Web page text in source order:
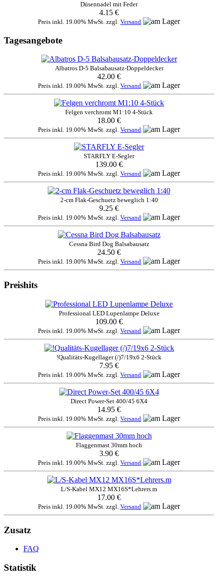
Düsennadel mit Feder
4.15 €
Preis inkl. 19.00% MwSt. zzgl. Versand
Tagesangebote
Albatros D-5 Balsabausatz-Doppeldecker
42.00 €
Preis inkl. 19.00% MwSt. zzgl. Versand
Felgen verchromt M1:10 4-Stück
18.00 €
Preis inkl. 19.00% MwSt. zzgl. Versand
STARFLY E-Segler
139.00 €
Preis inkl. 19.00% MwSt. zzgl. Versand
2-cm Flak-Geschuetz beweglich 1:40
9.25 €
Preis inkl. 19.00% MwSt. zzgl. Versand
Cessna Bird Dog Balsabausatz
24.50 €
Preis inkl. 19.00% MwSt. zzgl. Versand
Preishits
Professional LED Lupenlampe Deluxe
109.00 €
Preis inkl. 19.00% MwSt. zzgl. Versand
!Qualitäts-Kugellager (/)7/19x6 2-Stück
7.95 €
Preis inkl. 19.00% MwSt. zzgl. Versand
Direct Power-Set 400/45 6X4
14.95 €
Preis inkl. 19.00% MwSt. zzgl. Versand
Flaggenmast 30mm hoch
3.90 €
Preis inkl. 19.00% MwSt. zzgl. Versand
L/S-Kabel MX12 MX16S*Lehrers.m
17.00 €
Preis inkl. 19.00% MwSt. zzgl. Versand
Zusatz
FAQ
Statistik